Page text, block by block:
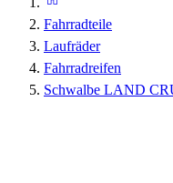
Fahrradteile
Laufräder
Fahrradreifen
Schwalbe LAND